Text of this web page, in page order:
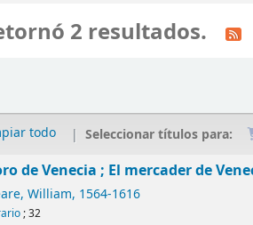
2 resultados.
todo Seleccionar títulos para:
de Venecia ; El mercader de
William, 1564-1616
; 32